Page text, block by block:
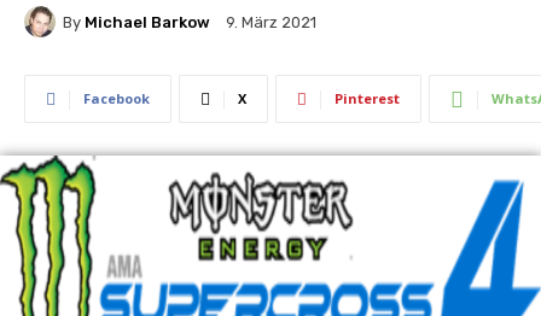
By Michael Barkow 9. März 2021
Facebook X Pinterest